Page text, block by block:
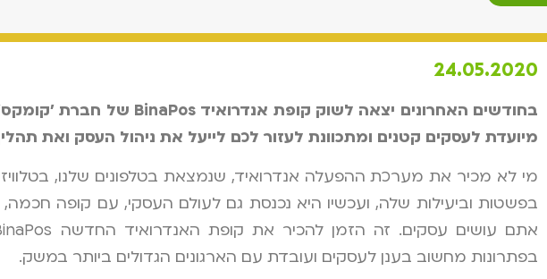
24.05.2020
בחודשים האחרונים יצאה לשוק קופת אנדרואידBinaPos של חברת
מיועדת לעסקים קטנים ומתכוונת לעזור לכם לייעל את ניהול העסק ואת
מי לא מכיר את מערכת ההפעלה אנדרואיד, שנמצאת בטלפונים שלנו,
בפשטות וביעילות שלה, ועכשיו היא נכנסת גם לעולם העסקי, עם קופה
בפתרונות מחשוב בענן לעסקים ועובדת עם הארגונים הגדולים ביותר במשק.